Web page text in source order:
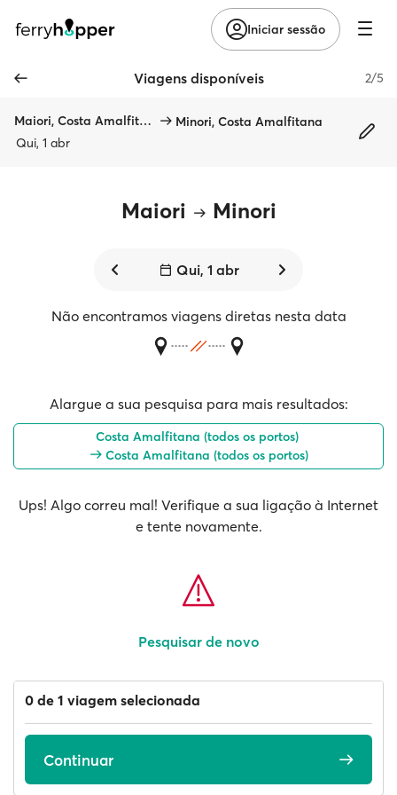
Iniciar sessão
Viagens disponíveis 2/5
Maiori, Costa Amalfitana
Minori, Costa Amalfitana
Qui, 1 abr
Maiori Minori
Qui, 1 abr
Não encontramos viagens diretas nesta data
Alargue a sua pesquisa para mais resultados:
Costa Amalfitana (todos os portos)
Costa Amalfitana (todos os portos)
Ups! Algo correu mal! Verifique a sua ligação à Internet
e tente novamente.
Pesquisar de novo
0 de 1 viagem selecionada
Continuar